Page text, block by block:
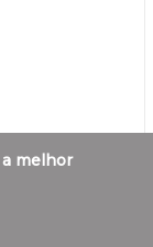
1LT
melhor